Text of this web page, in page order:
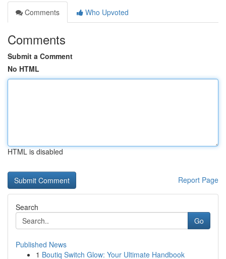
Comments
Who Upvoted
Comments
Submit a Comment
No HTML
HTML is disabled
Report Page
Search
Go
Published News
1 Boutiq Switch Glow: Your Ultimate Handbook